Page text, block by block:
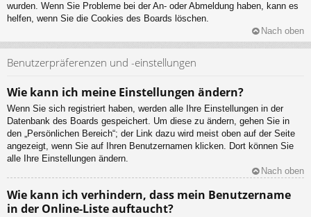
wurden. Wenn Sie Probleme bei der An- oder Abmeldung haben, kann es
helfen, wenn Sie die Cookies des Boards löschen.
Nach oben
Benutzerpräferenzen und -einstellungen
Wie kann ich meine Einstellungen ändern?
Wenn Sie sich registriert haben, werden alle Ihre Einstellungen in der
Datenbank des Boards gespeichert. Um diese zu ändern, gehen Sie in
den „Persönlichen Bereich“; der Link dazu wird meist oben auf der Seite
angezeigt, wenn Sie auf Ihren Benutzernamen klicken. Dort können Sie
alle Ihre Einstellungen ändern.
Nach oben
Wie kann ich verhindern, dass mein Benutzername
in der Online-Liste auftaucht?